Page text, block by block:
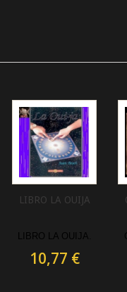
LIBRO LA OUIJA
LIBRO LA OUIJA .
10,77 €